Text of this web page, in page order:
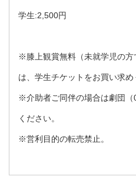
学生:2,500円
※膝上観賞無料（未就学児の
は、学生チケットをお買い求め
※介助者ご同伴の場合は劇団
ください。
※営利目的の転売禁止。